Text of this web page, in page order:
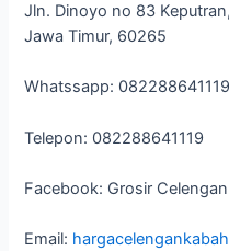
Jln. Dinoyo no 83
Jawa Timur, 60265
Whatssapp: 082288641119
Telepon: 082288641119
Facebook: Grosir
Email: